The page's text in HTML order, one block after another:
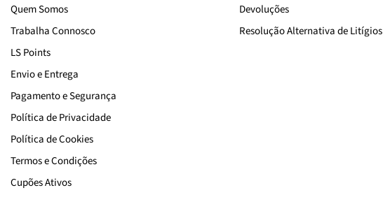
Quem Somos
Trabalha Connosco
LS Points
Envio e Entrega
Pagamento e Segurança
Política de Privacidade
Política de Cookies
Termos e Condições
Cupões Ativos
Devoluções
Resolução Alternativa de Litígios